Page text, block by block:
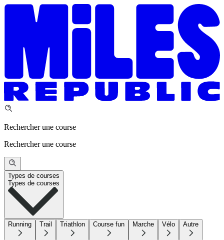
Rechercher une course
Rechercher une course
Types de courses
Types de courses
Running Trail Triathlon Course fun Marche Vélo Autre